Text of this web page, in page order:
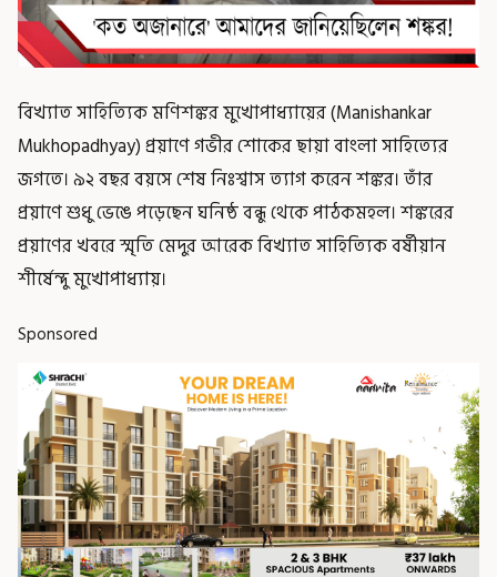
বিখ্যাত সাহিত্যিক মণিশঙ্কর মুখোপাধ্যায়ের (Manishankar
Mukhopadhyay) প্রয়াণে গভীর শোকের ছায়া বাংলা সাহিত্যের
জগতে। ৯২ বছর বয়সে শেষ নিঃশ্বাস ত্যাগ করেন শঙ্কর। তাঁর
প্রয়াণে শুধু ভেঙে পড়েছেন ঘনিষ্ঠ বন্ধু থেকে পাঠকমহল। শঙ্করের
প্রয়াণের খবরে স্মৃতি মেদুর আরেক বিখ্যাত সাহিত্যিক বর্ষীয়ান
শীর্ষেন্দু মুখোপাধ্যায়।
Sponsored